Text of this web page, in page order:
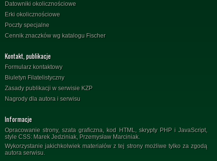
Datowniki okolicznościowe
Erki okolicznościowe
Poczty specjalne
Cennik znaczków wg katalogu Fischer
Kontakt, publikacje
Formularz kontaktowy
Biuletyn Filatelistyczny
Zasady publikacji w serwisie KZP
Nagrody dla autora i serwisu
Informacje
Opracowanie strony, szata graficzna, kod HTML, skrypty PHP i JavaScript,
style CSS: Marek Jedziniak, Przemysław Marciniak.
Wykorzystanie jakichkolwiek materiałów z tej strony możliwe tylko za zgodą
autora serwisu.